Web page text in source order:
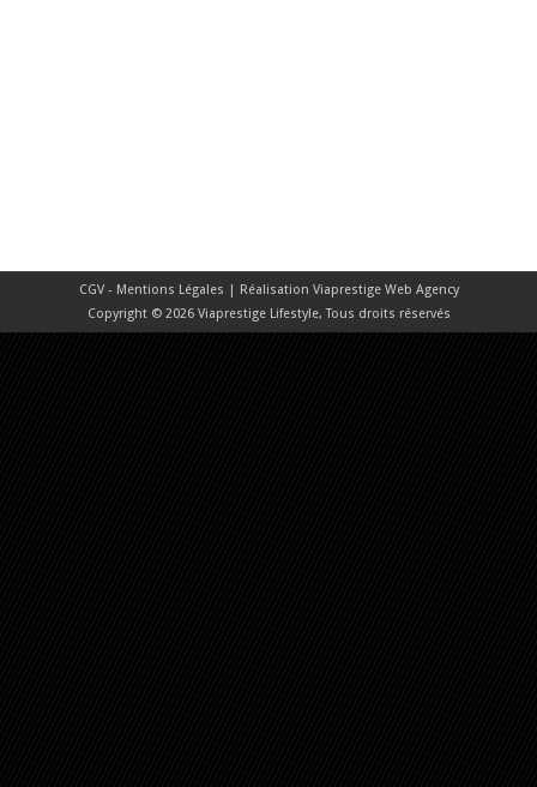
CGV - Mentions Légales | Réalisation Viaprestige Web Agency
Copyright © 2026 Viaprestige Lifestyle, Tous droits réservés